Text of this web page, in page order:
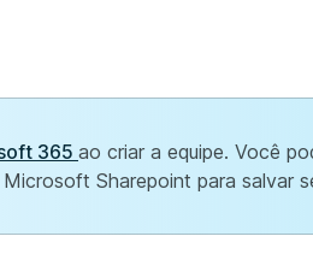
365 ao criar a equipe. Você
Sharepoint para salvar